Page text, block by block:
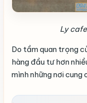
Ly
Do tầm quan trọng
hàng đầu tư hơn
mình những nơi